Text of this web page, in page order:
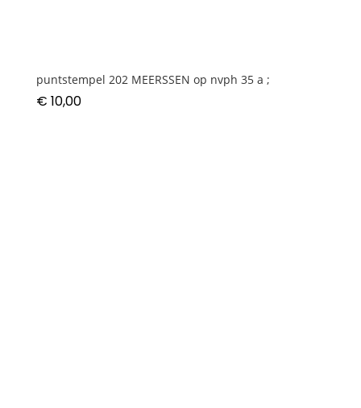
puntstempel 202 MEERSSEN op nvph 35 a ;
€ 10,00